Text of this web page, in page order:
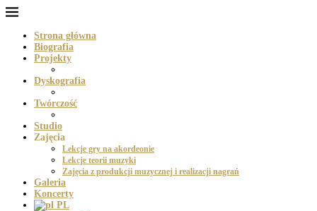
Strona główna
Biografia
Projekty
Dyskografia
Twórczość
Studio
Zajęcia
Lekcje gry na akordeonie
Lekcje teorii muzyki
Zajęcia z produkcji muzycznej i realizacji nagrań
Galeria
Koncerty
PL